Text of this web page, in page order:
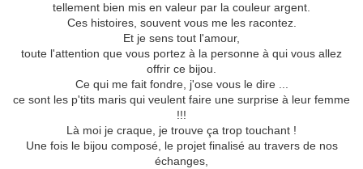
tellement bien mis en valeur par la couleur argent.
Ces histoires, souvent vous me les racontez.
Et je sens tout l'amour,
toute l'attention que vous portez à la personne à qui vous allez
offrir ce bijou.
Ce qui me fait fondre, j'ose vous le dire ...
ce sont les p'tits maris qui veulent faire une surprise à leur femme
!!!
Là moi je craque, je trouve ça trop touchant !
Une fois le bijou composé, le projet finalisé au travers de nos
échanges,